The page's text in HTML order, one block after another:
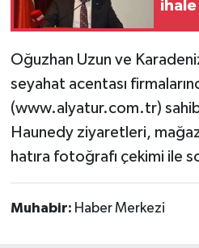
ihale
Oğuzhan Uzun ve
seyahat acentası
(www.alyatur.com.tr)
Haunedy ziyaretleri,
hatıra fotoğrafı çekimi ile
Muhabir: Haber Merkezi